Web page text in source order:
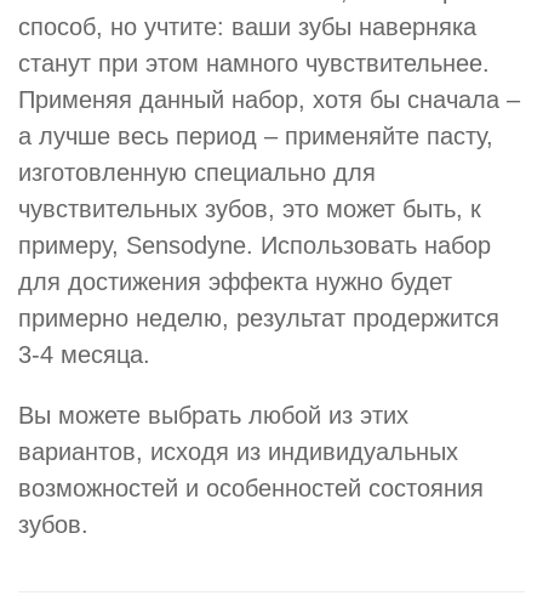
способ, но учтите: ваши зубы наверняка
станут при этом намного чувствительнее.
Применяя данный набор, хотя бы сначала –
а лучше весь период – применяйте пасту,
изготовленную специально для
чувствительных зубов, это может быть, к
примеру, Sensodyne. Использовать набор
для достижения эффекта нужно будет
примерно неделю, результат продержится
3-4 месяца.
Вы можете выбрать любой из этих
вариантов, исходя из индивидуальных
возможностей и особенностей состояния
зубов.